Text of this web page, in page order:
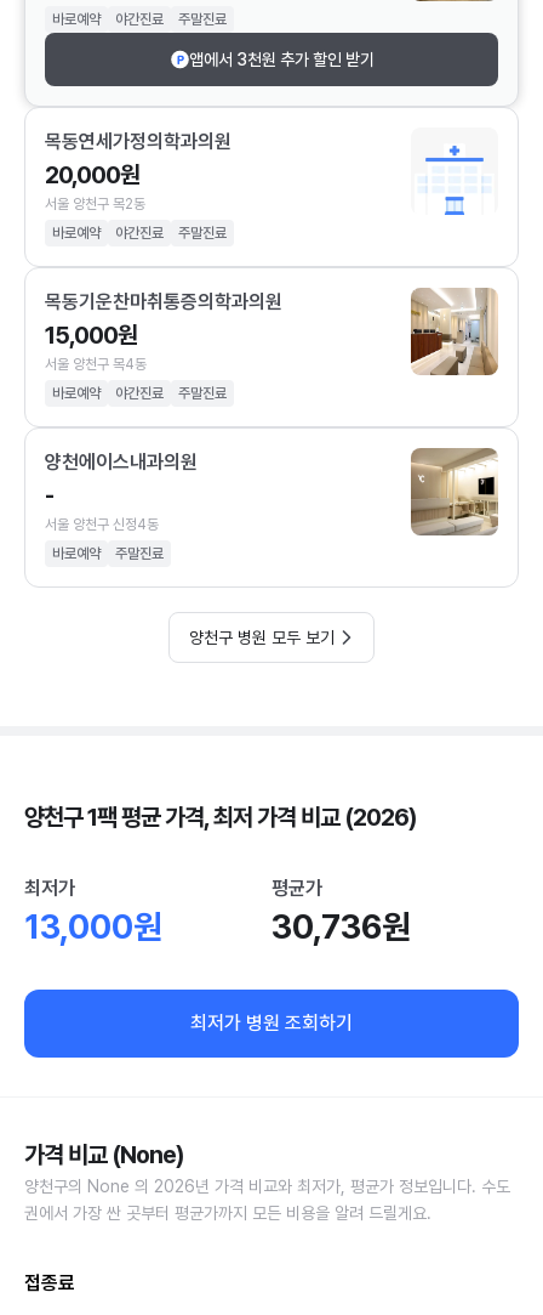
바로예약
야간진료 주말진료
앱에서 3천원 추가 할인 받기
목동연세가정의학과의원
20,000원
서울 양천구 목2동
바로예약
야간진료 주말진료
목동기운찬마취통증의학과의원
15,000원
서울 양천구 목4동
바로예약
야간진료 주말진료
양천에이스내과의원
-
서울 양천구 신정4동
바로예약
주말진료
양천구 병원 모두 보기
양천구 1팩 평균 가격, 최저 가격 비교 (2026)
최저가
13,000원
평균가
30,736원
최저가 병원 조회하기
가격 비교 (None)
양천구의 None 의 2026년 가격 비교와 최저가, 평균가 정보입니다. 수도
권에서 가장 싼 곳부터 평균가까지 모든 비용을 알려 드릴게요.
접종료